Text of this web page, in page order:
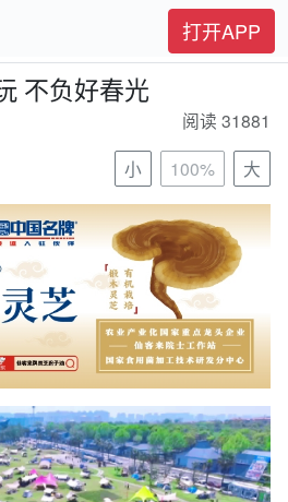
打开APP
不负好春光
阅读 31881
小
100% 大